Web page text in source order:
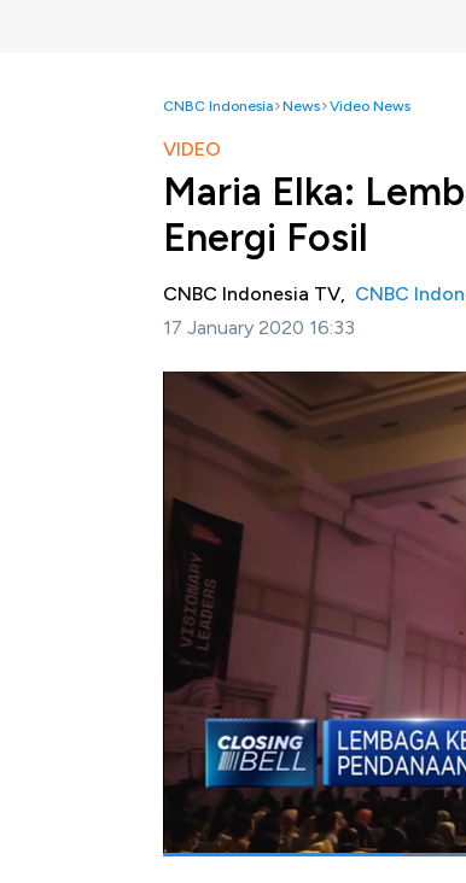
CNBC Indonesia News Video News
VIDEO
Maria Elka:
Energi Fosil
CNBC Indonesia TV, CNBC
17 January 2020 16:33
Jakarta,CNBC Indonesia -
pemerintah bahwa perusahaan
fosil dan batubara. Ke depannya
Perusahaan dan lembaga kredit
segi energi terbarukan
Selengkapnya dalam program
Bagikan:
#direktur pelaksana bank dunia
#batubara